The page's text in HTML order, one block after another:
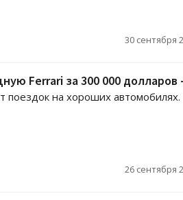
30 сентября
Ferrari за 300 000 долларов
поездок на хороших автомобилях.
26 сентября